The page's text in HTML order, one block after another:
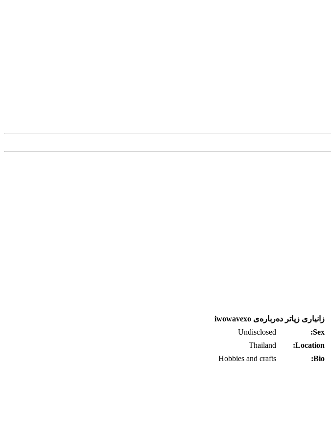
زانیاری زیاتر ده‌رباره‌ی iwowavexo
Sex:
Undisclosed
Location:
Thailand
Bio:
Hobbies and crafts